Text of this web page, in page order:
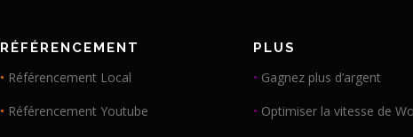
RÉFÉRENCEMENT
• Référencement Local
• Référencement Youtube
PLUS
• Gagnez plus d’argent
• Optimiser la vitesse de